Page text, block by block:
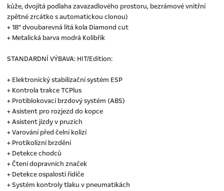
kůže, dvojitá podlaha zavazadlového prostoru, bezrámové vnitřní
zpětné zrcátko s automatickou clonou)
+ 18" dvoubarevná litá kola Diamond cut
+ Metalická barva modrá Kolibřík
STANDARDNÍ VÝBAVA: HIT/Edition:
+ Elektronický stabilizační systém ESP
+ Kontrola trakce TCPlus
+ Protiblokovací brzdový systém (ABS)
+ Asistent pro rozjezd do kopce
+ Asistent jízdy v pruzích
+ Varování před čelní kolizí
+ Protikolizní brzdění
+ Detekce chodců
+ Čtení dopravních značek
+ Detekce ospalosti řidiče
+ Systém kontroly tlaku v pneumatikách